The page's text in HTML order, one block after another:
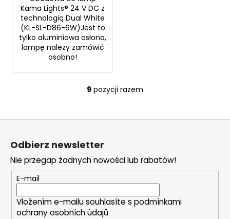
Kama Lights® 24 V DC z
technologią Dual White
(KL-SL-D86-6W)Jest to
tylko aluminiowa osłona,
lampę należy zamówić
osobno!
K
n
l
k
i
l
i
9 pozycji razem
Odbierz newsletter
Nie przegap żadnych nowości lub rabatów!
E-mail
Vložením e-mailu souhlasíte s podmínkami
ochrany osobních údajů